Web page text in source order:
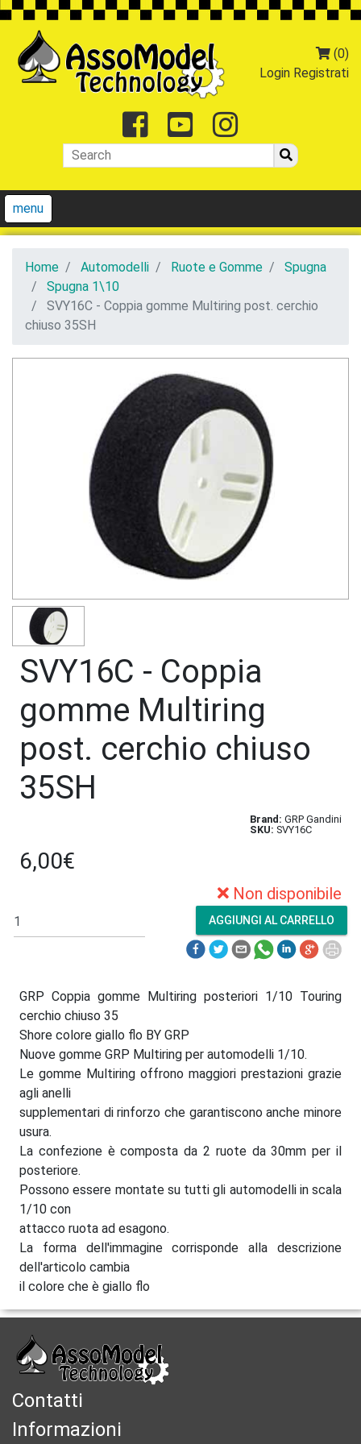
(0)
Login Registrati
Facebook
Youtube
menu
Home Automodelli Ruote e Gomme
Spugna
Spugna 1\10
SVY16C - Coppia gomme Multiring post. cerchio
chiuso 35SH
SVY16C - Coppia
gomme Multiring
post. cerchio chiuso
35SH
Brand: GRP Gandini
SKU: SVY16C
6,00€
Non disponibile
GRP Coppia gomme Multiring posteriori 1/10 Touring
cerchio chiuso 35
Shore colore giallo flo BY GRP
Nuove gomme GRP Multiring per automodelli 1/10.
Le gomme Multiring offrono maggiori prestazioni grazie
agli anelli
supplementari di rinforzo che garantiscono anche minore
usura.
La confezione è composta da 2 ruote da 30mm per il
posteriore.
Possono essere montate su tutti gli automodelli in scala
1/10 con
attacco ruota ad esagono.
La forma dell'immagine corrisponde alla descrizione
dell'articolo cambia
il colore che è giallo flo
Contatti
Informazioni